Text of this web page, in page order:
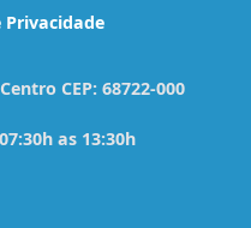
Privacidade
CEP: 68722-000
as 13:30h